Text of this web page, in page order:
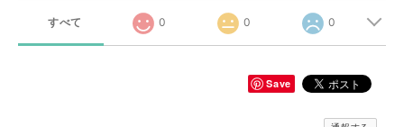
すべて 0 0 0
Save